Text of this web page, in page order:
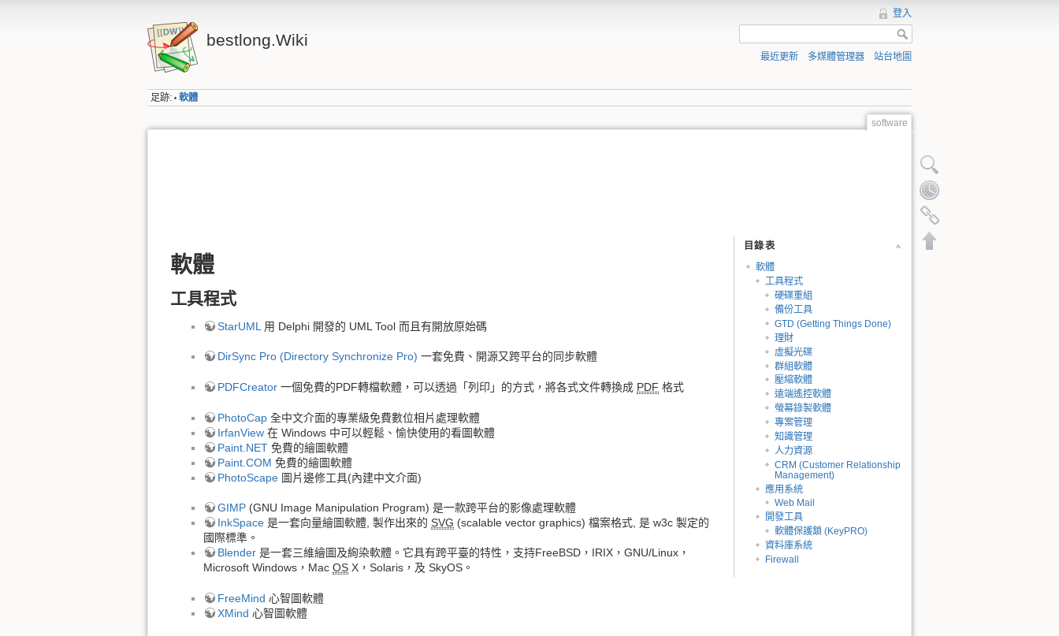
bestlong.Wiki
登入
最近更新 多媒體管理器 站台地圖
足跡: • 軟體
software
目錄表
軟體
工具程式
硬碟重組
備份工具
GTD (Getting Things Done)
理財
虛擬光碟
群組軟體
壓縮軟體
遠端遙控軟體
螢幕錄製軟體
專案管理
知識管理
人力資源
CRM (Customer Relationship
Management)
應用系統
Web Mail
開發工具
軟體保護鎖 (KeyPRO)
資料庫系統
Firewall
軟體
工具程式
StarUML 用 Delphi 開發的 UML Tool 而且有開放原始碼
DirSync Pro (Directory Synchronize Pro) 一套免費、開源又跨平台的同步軟體
PDFCreator 一個免費的PDF轉檔軟體，可以透過「列印」的方式，將各式文件轉換成 PDF 格式
PhotoCap 全中文介面的專業級免費數位相片處理軟體
IrfanView 在 Windows 中可以輕鬆、愉快使用的看圖軟體
Paint.NET 免費的繪圖軟體
Paint.COM 免費的繪圖軟體
PhotoScape 圖片邊修工具(內建中文介面)
GIMP (GNU Image Manipulation Program) 是一款跨平台的影像處理軟體
InkSpace 是一套向量繪圖軟體, 製作出來的 SVG (scalable vector graphics) 檔案格式, 是 w3c 製定的
國際標準。
Blender 是一套三維繪圖及絢染軟體。它具有跨平臺的特性，支持FreeBSD，IRIX，GNU/Linux，
Microsoft Windows，Mac OS X，Solaris，及 SkyOS。
FreeMind 心智圖軟體
XMind 心智圖軟體
顯示原始碼
舊版
反向連結
回到頁頂